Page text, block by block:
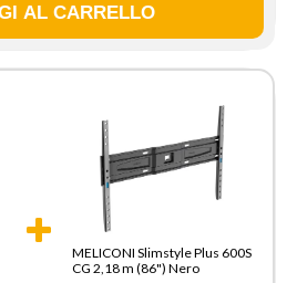
MELICONI Slimstyle Plus 600S
CG 2,18 m (86") Nero